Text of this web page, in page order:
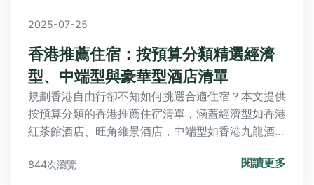
2025-07-25
香港推薦住宿：按預算分類精選經濟
型、中端型與豪華型酒店清單
規劃香港自由行卻不知如何挑選合適住宿？本文提供
按預算分類的香港推薦住宿清單，涵蓋經濟型如香港
紅茶館酒店、旺角維景酒店，中端型如香港九龍酒
酒店，並透過Q&A解答你對住宿的常見疑問，助你
844次瀏覽 閱讀更多